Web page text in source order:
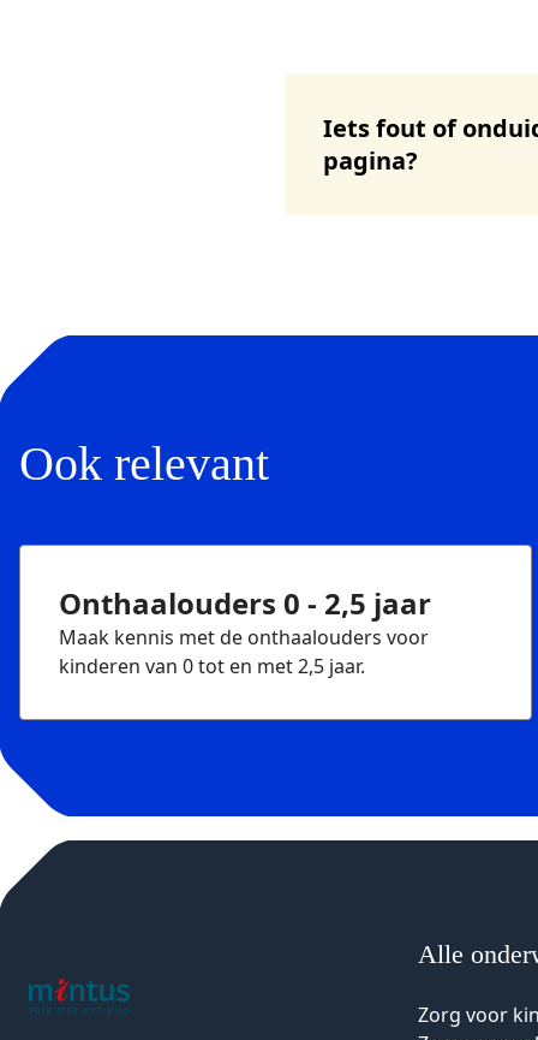
Iets fout of
pagina?
Ook relevant
Onthaalouders 0 - 2,5 jaar
Maak kennis met de onthaalouders voor
kinderen van 0 tot en met 2,5 jaar.
Alle
Zorg voor